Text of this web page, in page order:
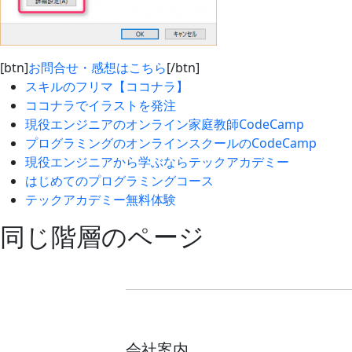
[btn]お問合せ・感想はこちら[/btn]
スキルのフリマ【ココナラ】
ココナラでイラストを発注
現役エンジニアのオンライン家庭教師CodeCamp
プログラミングのオンラインスクールのCodeCamp
現役エンジニアから学ぶならテックアカデミー
はじめてのプログラミングコース
テックアカデミー無料体験
同じ階層のページ